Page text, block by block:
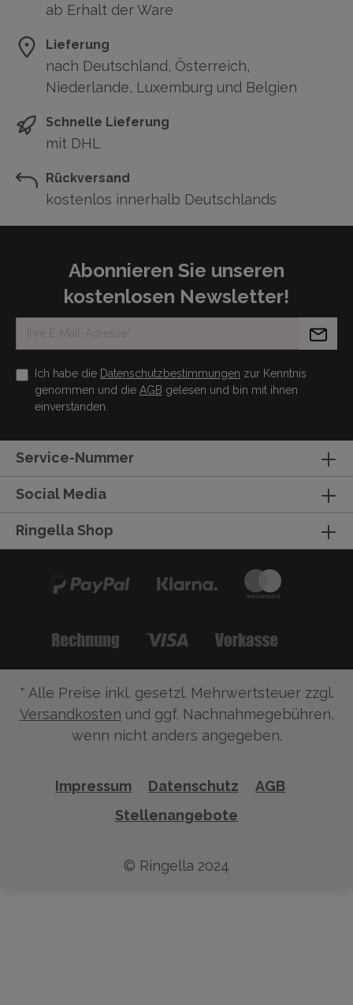
ab Erhalt der Ware
Lieferung
nach Deutschland, Österreich,
Niederlande, Luxemburg und Belgien
Schnelle Lieferung
mit DHL
Rückversand
kostenlos innerhalb Deutschlands
Abonnieren Sie unseren
kostenlosen Newsletter!
Ich habe die Datenschutzbestimmungen zur Kenntnis
genommen und die AGB gelesen und bin mit ihnen
einverstanden.
Service-Nummer
Social Media
Ringella Shop
* Alle Preise inkl. gesetzl. Mehrwertsteuer zzgl.
Versandkosten und ggf. Nachnahmegebühren,
wenn nicht anders angegeben.
Impressum Datenschutz
AGB
Stellenangebote
© Ringella 2024